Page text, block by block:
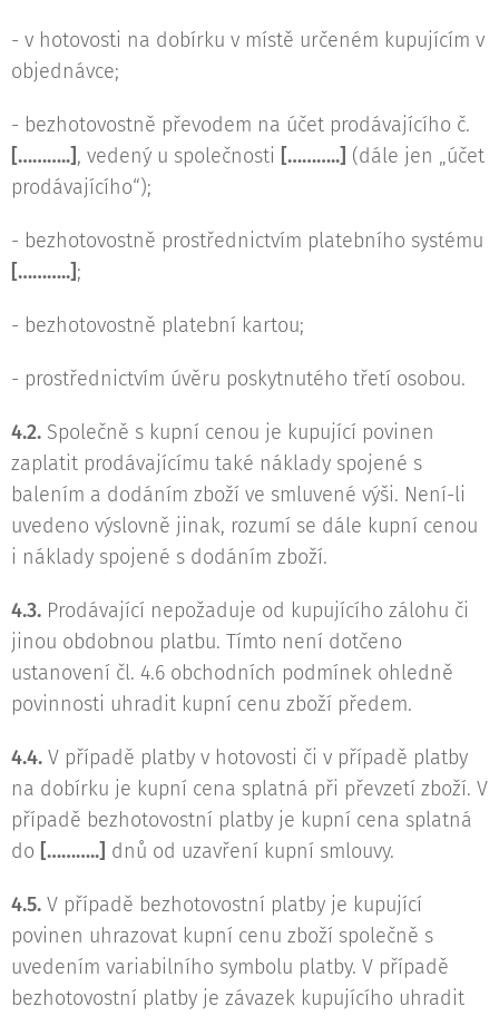
- v hotovosti na dobírku v místě určeném kupujícím v
objednávce;
- bezhotovostně převodem na účet prodávajícího č.
[………..], vedený u společnosti [………..] (dále jen „účet
prodávajícího“);
- bezhotovostně prostřednictvím platebního systému
[………..];
- bezhotovostně platební kartou;
- prostřednictvím úvěru poskytnutého třetí osobou.
4.2. Společně s kupní cenou je kupující povinen
zaplatit prodávajícímu také náklady spojené s
balením a dodáním zboží ve smluvené výši. Není-li
uvedeno výslovně jinak, rozumí se dále kupní cenou
i náklady spojené s dodáním zboží.
4.3. Prodávající nepožaduje od kupujícího zálohu či
jinou obdobnou platbu. Tímto není dotčeno
ustanovení čl. 4.6 obchodních podmínek ohledně
povinnosti uhradit kupní cenu zboží předem.
4.4. V případě platby v hotovosti či v případě platby
na dobírku je kupní cena splatná při převzetí zboží. V
případě bezhotovostní platby je kupní cena splatná
do [………..] dnů od uzavření kupní smlouvy.
4.5. V případě bezhotovostní platby je kupující
povinen uhrazovat kupní cenu zboží společně s
uvedením variabilního symbolu platby. V případě
bezhotovostní platby je závazek kupujícího uhradit